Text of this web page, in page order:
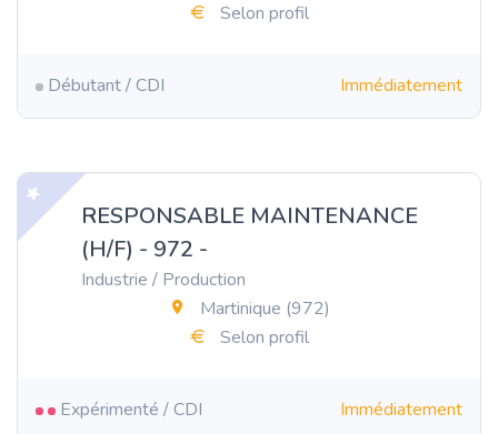
Selon profil
Débutant / CDI Immédiatement
RESPONSABLE MAINTENANCE
(H/F) - 972 -
Industrie / Production
Martinique (972)
Selon profil
Expérimenté / CDI Immédiatement